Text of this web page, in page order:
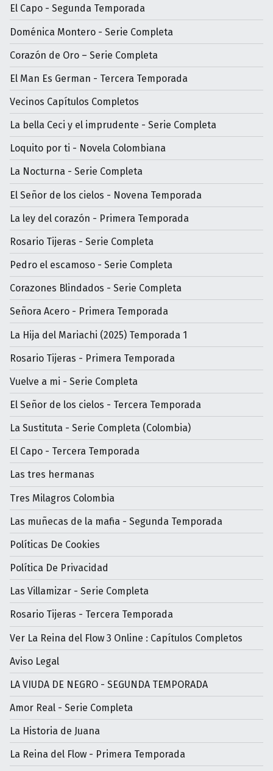
El Capo - Segunda Temporada
Doménica Montero - Serie Completa
Corazón de Oro – Serie Completa
El Man Es German - Tercera Temporada
Vecinos Capítulos Completos
La bella Ceci y el imprudente - Serie Completa
Loquito por ti - Novela Colombiana
La Nocturna - Serie Completa
El Señor de los cielos - Novena Temporada
La ley del corazón - Primera Temporada
Rosario Tijeras - Serie Completa
Pedro el escamoso - Serie Completa
Corazones Blindados - Serie Completa
Señora Acero - Primera Temporada
La Hija del Mariachi (2025) Temporada 1
Rosario Tijeras - Primera Temporada
Vuelve a mi - Serie Completa
El Señor de los cielos - Tercera Temporada
La Sustituta - Serie Completa (Colombia)
El Capo - Tercera Temporada
Las tres hermanas
Tres Milagros Colombia
Las muñecas de la mafia - Segunda Temporada
Políticas De Cookies
Política De Privacidad
Las Villamizar - Serie Completa
Rosario Tijeras - Tercera Temporada
Ver La Reina del Flow 3 Online : Capítulos Completos
Aviso Legal
LA VIUDA DE NEGRO - SEGUNDA TEMPORADA
Amor Real - Serie Completa
La Historia de Juana
La Reina del Flow - Primera Temporada